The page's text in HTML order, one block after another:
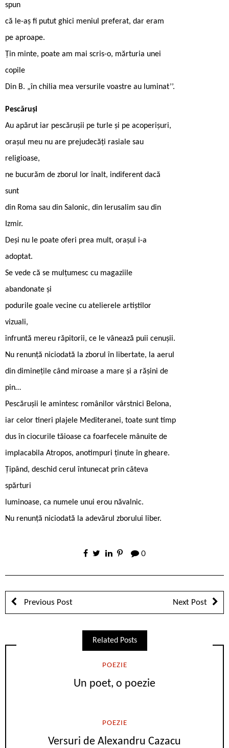
spun
că le-aș fi putut ghici meniul preferat, dar eram
pe aproape.
Țin minte, poate am mai scris-o, mărturia unei
copile
Din B. „în chilia mea versurile voastre au luminat’’.
Pescăruși
Au apărut iar pescărușii pe turle și pe acoperișuri,
orașul meu nu are prejudecăți rasiale sau
religioase,
ne bucurăm de zborul lor înalt, indiferent dacă
sunt
din Roma sau din Salonic, din Ierusalim sau din
Izmir.
Deși nu le poate oferi prea mult, orașul i-a
adoptat.
Se vede că se mulțumesc cu magaziile
abandonate și
podurile goale vecine cu atelierele artiștilor
vizuali,
înfruntă mereu răpitorii, ce le vânează puii cenușii.
Nu renunță niciodată la zborul în libertate, la aerul
din diminețile când miroase a mare și a rășini de
pin…
Pescărușii le amintesc românilor vârstnici Belona,
iar celor tineri plajele Mediteranei, toate sunt timp
dus în ciocurile tăioase ca foarfecele mânuite de
implacabila Atropos, anotimpuri ținute în gheare.
Țipând, deschid cerul întunecat prin câteva
spărturi
luminoase, ca numele unui erou năvalnic.
Nu renunță niciodată la adevărul zborului liber.
0
Previous Post Next Post
Related Posts
POEZIE
Un poet, o poezie
POEZIE
Versuri de Alexandru Cazacu